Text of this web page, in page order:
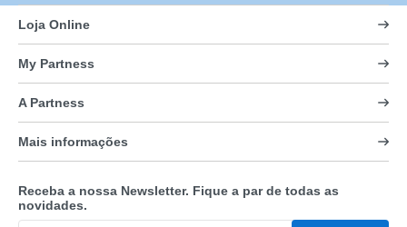
Loja Online
My Partness
A Partness
Mais informações
Receba a nossa Newsletter. Fique a par de todas as
novidades.